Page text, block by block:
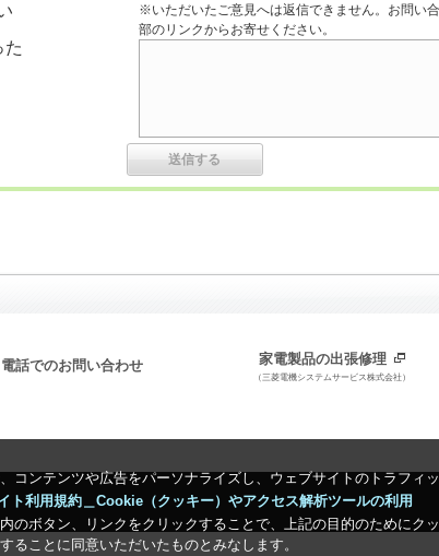
た
※いただいたご意見へは返信できません。お問い
部のリンクからお寄せください。
電話でのお問い合わせ 家電製品の出張修理
（三菱電機システムサービス株式会社）
コンテンツや広告をパーソナライズし、ウェブサイトのトラフィ
ト利用規約＿Cookie（クッキー）やアクセス解析ツールの利用
のボタン、リンクをクリックすることで、上記の目的のためにク
ることに同意いただいたものとみなします。